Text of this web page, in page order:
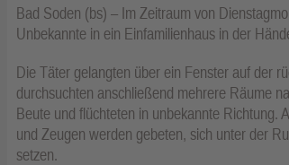
Bad Soden (bs) – Im Zeitraum von
Unbekannte in ein Einfamilienhaus in der
Die Täter gelangten über ein Fenster auf der
durchsuchten anschließend mehrere Räume
Beute und flüchteten in unbekannte Richtung.
und Zeugen werden gebeten, sich unter der
setzen.